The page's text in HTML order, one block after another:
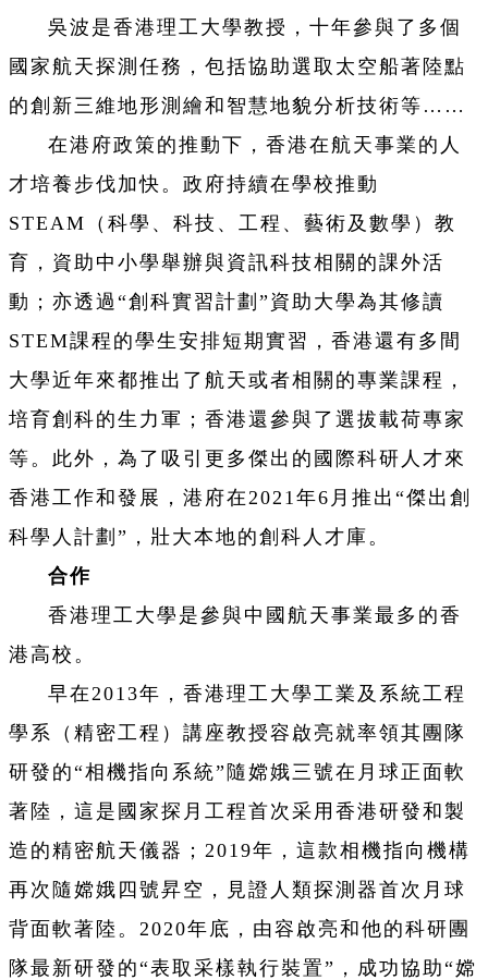
吳波是香港理工大學教授， 十年參與了多個
國家航天探測任務，包括協助選取太空船著陸點
的創新三維地形測繪和智慧地貌分析技術等……
在港府政策的推動下，香港在航天事業的人
才培養步伐加快。政府持續在學校推動
STEAM（科學、科技、工程、藝術及數學）教
育，資助中小學舉辦與資訊科技相關的課外活
動；亦透過“創科實習計劃”資助大學為其修讀
STEM課程的學生安排短期實習，香港還有多間
大學近年來都推出了航天或者相關的專業課程，
培育創科的生力軍；香港還參與了選拔載荷專家
等。此外，為了吸引更多傑出的國際科研人才來
香港工作和發展，港府在2021年6月推出“傑出創
科學人計劃”，壯大本地的創科人才庫。
合作
香港理工大學是參與中國航天事業最多的香
港高校。
早在2013年，香港理工大學 工業及系統工程
學系（精密工程）講座教授容啟亮 就率領其團隊
研發的“相機指向系統”隨嫦娥三號在月球正面軟
著陸，這是國家探月工程首次采用香港研發和製
造的精密航天儀器；2019年，這款相機指向機構
再次隨嫦娥四號昇空，見證人類探測器首次月球
背面軟著陸。2020年底，由容啟亮和他的科研團
隊最新研發的“表取采樣執行裝置”，成功協助“嫦